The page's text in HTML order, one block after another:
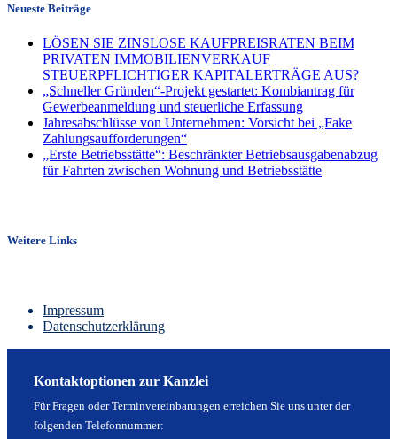
Neueste Beiträge
LÖSEN SIE ZINSLOSE KAUFPREISRATEN BEIM
PRIVATEN IMMOBILIENVERKAUF
STEUERPFLICHTIGER KAPITALERTRÄGE AUS?
„Schneller Gründen“-Projekt gestartet: Kombiantrag für
Gewerbeanmeldung und steuerliche Erfassung
Jahresabschlüsse von Unternehmen: Vorsicht bei „Fake
Zahlungsaufforderungen“
„Erste Betriebsstätte“: Beschränkter Betriebsausgabenabzug
für Fahrten zwischen Wohnung und Betriebsstätte
Weitere Links
Impressum
Datenschutzerklärung
Kontaktoptionen zur Kanzlei
Für Fragen oder Terminvereinbarungen erreichen Sie uns unter der
folgenden Telefonnummer: